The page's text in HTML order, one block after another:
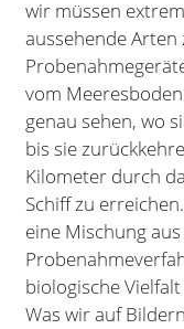
wir müssen
aussehende
vom
genau sehen, wo
bis sie
Kilometer durch
Schiff zu
eine Mischung
biologische
Was wir auf